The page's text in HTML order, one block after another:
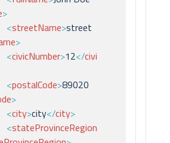
>
<streetName>street
>
<civicNumber>12</civi
<postalCode>89020
>
<city>city</city>
<stateProvinceRegion